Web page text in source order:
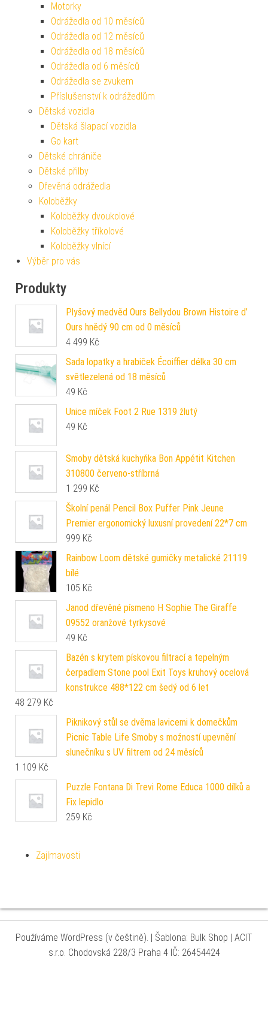
Motorky
Odrážedla od 10 měsíců
Odrážedla od 12 měsíců
Odrážedla od 18 měsíců
Odrážedla od 6 měsíců
Odrážedla se zvukem
Příslušenství k odrážedlům
Dětská vozidla
Dětská šlapací vozidla
Go kart
Dětské chrániče
Dětské přilby
Dřevěná odrážedla
Koloběžky
Koloběžky dvoukolové
Koloběžky tříkolové
Koloběžky vlnící
Výběr pro vás
Produkty
Plyšový medvěd Ours Bellydou Brown Histoire d’
Ours hnědý 90 cm od 0 měsíců
4 499 Kč
Sada lopatky a hrabiček Écoiffier délka 30 cm
světlezelená od 18 měsíců
49 Kč
Unice míček Foot 2 Rue 1319 žlutý
49 Kč
Smoby dětská kuchyňka Bon Appétit Kitchen
310800 červeno-stříbrná
1 299 Kč
Školní penál Pencil Box Puffer Pink Jeune
Premier ergonomický luxusní provedení 22*7 cm
999 Kč
Rainbow Loom dětské gumičky metalické 21119
bílé
105 Kč
Janod dřevěné písmeno H Sophie The Giraffe
09552 oranžové tyrkysové
49 Kč
Bazén s krytem pískovou filtrací a tepelným
čerpadlem Stone pool Exit Toys kruhový ocelová
konstrukce 488*122 cm šedý od 6 let
48 279 Kč
Piknikový stůl se dvěma lavicemi k domečkům
Picnic Table Life Smoby s možností upevnění
slunečníku s UV filtrem od 24 měsíců
1 109 Kč
Puzzle Fontana Di Trevi Rome Educa 1000 dílků a
Fix lepidlo
259 Kč
Zajímavosti
Používáme WordPress (v češtině). | Šablona: Bulk Shop | ACIT
s.r.o. Chodovská 228/3 Praha 4 IČ: 26454424